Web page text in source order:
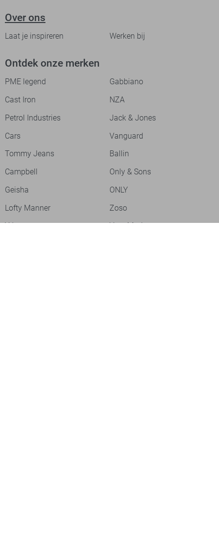
Over ons
Laat je inspireren Werken bij
Ontdek onze merken
PME legend
Gabbiano
Cast Iron
NZA
Petrol Industries
Jack & Jones
Cars
Vanguard
Tommy Jeans
Ballin
Campbell
Only & Sons
Geisha
ONLY
Lofty Manner
Zoso
Ydence
Vero Moda